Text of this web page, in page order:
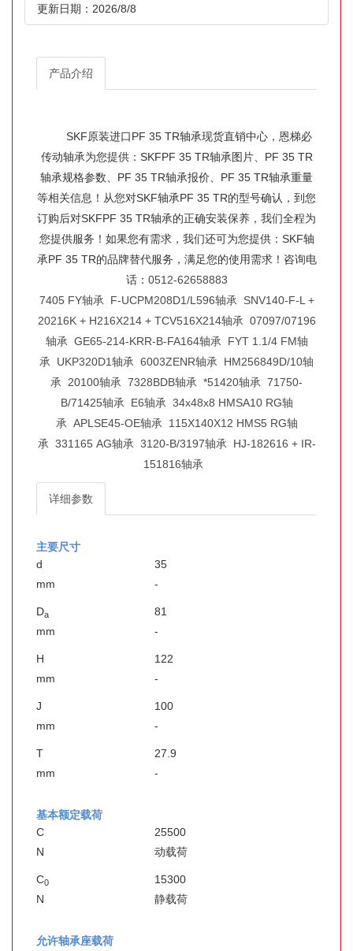
更新日期：2026/8/8
产品介绍
SKF原装进口PF 35 TR轴承现货直销中心，恩梯必
传动轴承为您提供：SKFPF 35 TR轴承图片、PF 35 TR
轴承规格参数、PF 35 TR轴承报价、PF 35 TR轴承重量
等相关信息！从您对SKF轴承PF 35 TR的型号确认，到您
订购后对SKFPF 35 TR轴承的正确安装保养，我们全程为
您提供服务！如果您有需求，我们还可为您提供：SKF轴
承PF 35 TR的品牌替代服务，满足您的使用需求！咨询电
话： 0512-62658883
7405 FY轴承 F-UCPM208D1/L596轴承 SNV140-F-L +
20216K + H216X214 + TCV516X214轴承 07097/07196
轴承 GE65-214-KRR-B-FA164轴承 FYT 1.1/4 FM轴
承 UKP320D1轴承 6003ZENR轴承 HM256849D/10轴
承 20100轴承 7328BDB轴承 *51420轴承 71750-
B/71425轴承 E6轴承 34x48x8 HMSA10 RG轴
承 APLSE45-OE轴承 115X140X12 HMS5 RG轴
承 331165 AG轴承 3120-B/3197轴承 HJ-182616 + IR-
151816轴承
详细参数
主要尺寸
d
35
mm
-
Da
81
mm
-
H
122
mm
-
J
100
mm
-
T
27.9
mm
-
基本额定载荷
C
25500
N
动载荷
C0
15300
N
静载荷
允许轴承座载荷